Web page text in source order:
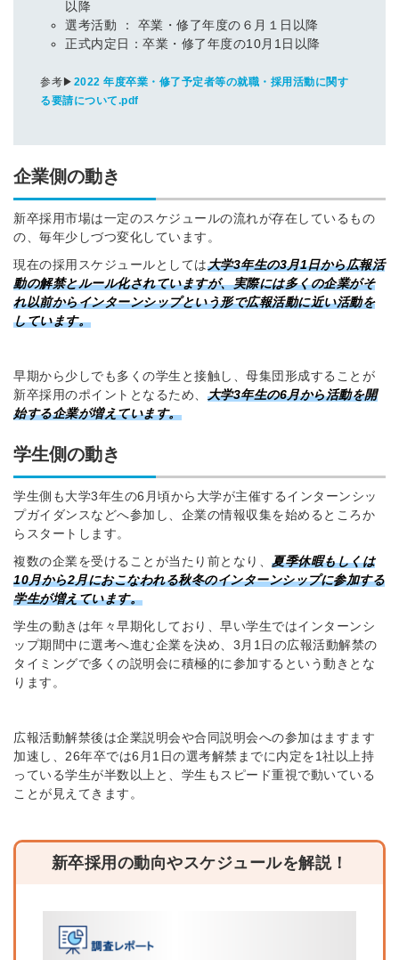
以降
選考活動 ： 卒業・修了年度の６月１日以降
正式内定日：卒業・修了年度の10月1日以降
参考▶︎ 2022 年度卒業・修了予定者等の就職・採用活動に関す
る要請について.pdf
企業側の動き
新卒採用市場は一定のスケジュールの流れが存在しているもの
の、毎年少しづつ変化しています。
現在の採用スケジュールとしては大学3年生の3月1日から広報活
動の解禁とルール化されていますが、実際には多くの企業がそ
れ以前からインターンシップという形で広報活動に近い活動を
しています。
早期から少しでも多くの学生と接触し、母集団形成することが
新卒採用のポイントとなるため、 大学3年生の6月から活動を開
始する企業が増えています。
学生側の動き
学生側も大学3年生の6月頃から大学が主催するインターンシッ
プガイダンスなどへ参加し、企業の情報収集を始めるところか
らスタートします。
複数の企業を受けることが当たり前となり、 夏季休暇もしくは
10月から2月におこなわれる秋冬のインターンシップに参加する
学生が増えています。
学生の動きは年々早期化しており、早い学生ではインターンシ
ップ期間中に選考へ進む企業を決め、3月1日の広報活動解禁の
タイミングで多くの説明会に積極的に参加するという動きとな
ります。
広報活動解禁後は企業説明会や合同説明会への参加はますます
加速し、26年卒では6月1日の選考解禁までに内定を1社以上持
っている学生が半数以上と、学生もスピード重視で動いている
ことが見えてきます。
新卒採用の動向やスケジュールを解説！